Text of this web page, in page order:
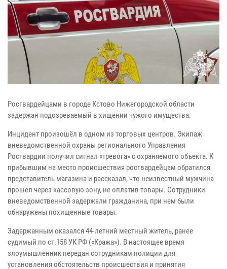
Росгвардейцами в городе Кстово Нижегородской области
задержан подозреваемый в хищении чужого имущества.
Инцидент произошёл в одном из торговых центров. Экипаж
вневедомственной охраны регионального Управления
Росгвардии получил сигнал «тревога» с охраняемого объекта. К
прибывшим на место происшествия росгвардейцам обратился
представитель магазина и рассказал, что неизвестный мужчина
прошел через кассовую зону, не оплатив товары. Сотрудники
вневедомственной задержали гражданина, при нем были
обнаружены похищенные товары.
Задержанным оказался 44-летний местный житель, ранее
судимый по ст.158 УК РФ («Кража»). В настоящее время
злоумышленник передан сотрудникам полиции для
установления обстоятельств происшествия и принятия